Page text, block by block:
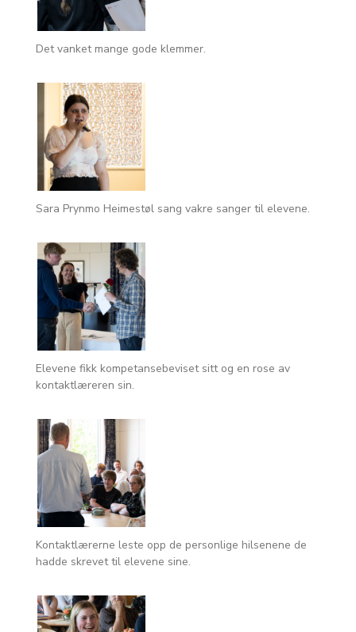
Det vanket mange gode klemmer.
Sara Prynmo Heimestøl sang vakre sanger til elevene.
Elevene fikk kompetansebeviset sitt og en rose av
kontaktlæreren sin.
Kontaktlærerne leste opp de personlige hilsenene de
hadde skrevet til elevene sine.